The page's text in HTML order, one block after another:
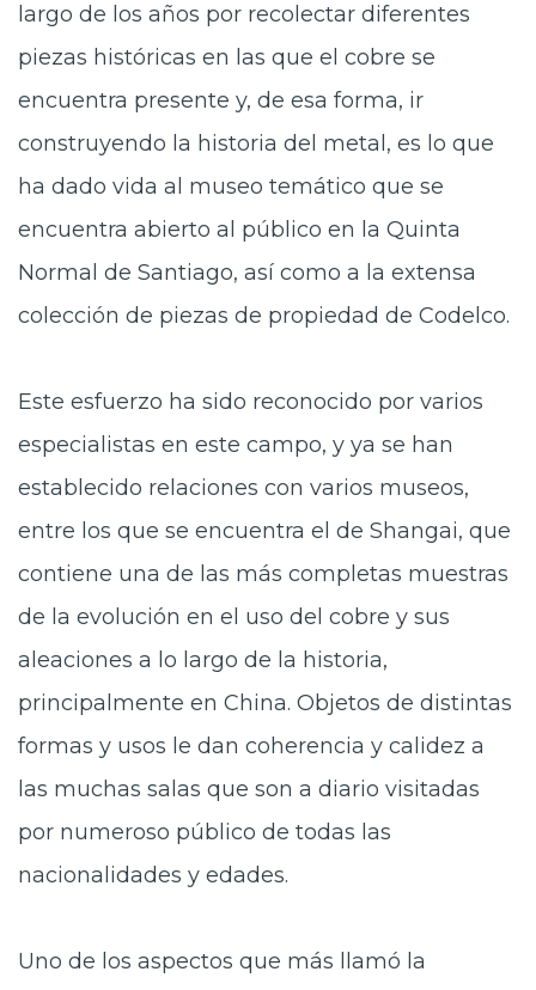
largo de los años por recolectar diferentes
piezas históricas en las que el cobre se
encuentra presente y, de esa forma, ir
construyendo la historia del metal, es lo que
ha dado vida al museo temático que se
encuentra abierto al público en la Quinta
Normal de Santiago, así como a la extensa
colección de piezas de propiedad de Codelco.
Este esfuerzo ha sido reconocido por varios
especialistas en este campo, y ya se han
establecido relaciones con varios museos,
entre los que se encuentra el de Shangai, que
contiene una de las más completas muestras
de la evolución en el uso del cobre y sus
aleaciones a lo largo de la historia,
principalmente en China. Objetos de distintas
formas y usos le dan coherencia y calidez a
las muchas salas que son a diario visitadas
por numeroso público de todas las
nacionalidades y edades.
Uno de los aspectos que más llamó la